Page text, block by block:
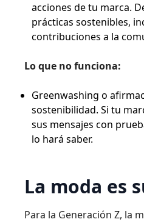
acciones de tu marca.
prácticas sostenibles,
contribuciones a la
Lo que no funciona:
Greenwashing o
sostenibilidad. Si tu
sus mensajes con
lo hará saber.
La moda es
Para la Generación Z, la